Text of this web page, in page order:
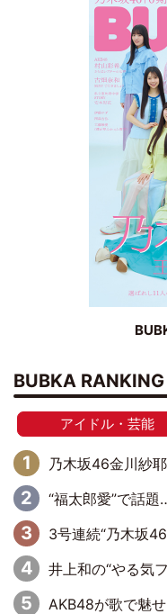
BUBKA RANKING
アイドル・芸能
乃木坂46金川紗耶
“福太郎愛”で話題…乃木坂46一ノ
3号連続“乃木坂46祭り” ラストを飾るの
井上和の“やる気フォント”に
AKB48が歌で魅せた新公演